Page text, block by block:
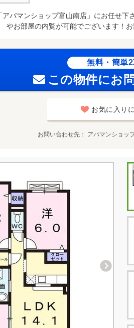
アパマンショップ富山南店」にお任せ
やお部屋の内覧が可能でございます！
無料・簡単2
この物件にお
お気に入り
お問い合わせ先 アパマンショッ